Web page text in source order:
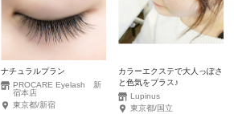
ナチュラルプラン
PROCARE Eyelash 新
宿本店
東京都/新宿
カラーエクステで大人っぽさ
と色気をプラス♪
Lupinus
東京都/国立